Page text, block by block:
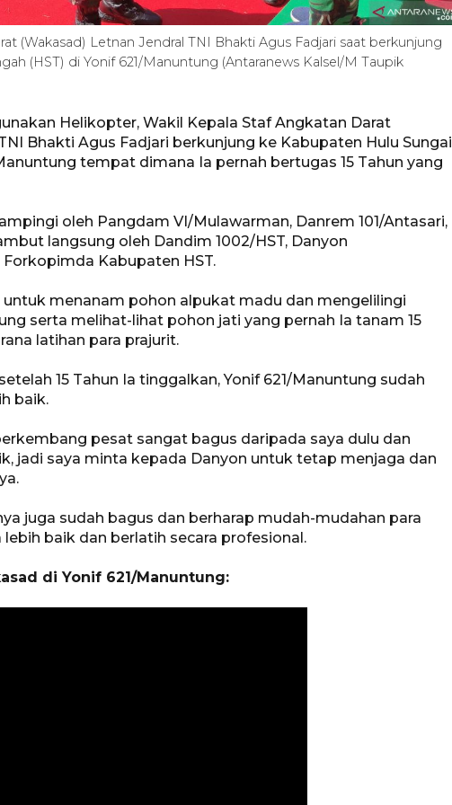
(Wakasad) Letnan Jendral TNI Bhakti Agus Fadjari saat berkunjung
(HST) di Yonif 621/Manuntung (Antaranews Kalsel/M Taupik
Helikopter, Wakil Kepala Staf Angkatan Darat
Bhakti Agus Fadjari berkunjung ke Kabupaten Hulu Sungai
tempat dimana Ia pernah bertugas 15 Tahun yang
oleh Pangdam VI/Mulawarman, Danrem 101/Antasari,
langsung oleh Dandim 1002/HST, Danyon
Kabupaten HST.
menanam pohon alpukat madu dan mengelilingi
serta melihat-lihat pohon jati yang pernah Ia tanam 15
latihan para prajurit.
15 Tahun Ia tinggalkan, Yonif 621/Manuntung sudah
baik.
pesat sangat bagus daripada saya dulu dan
jadi saya minta kepada Danyon untuk tetap menjaga dan
juga sudah bagus dan berharap mudah-mudahan para
baik dan berlatih secara profesional.
di Yonif 621/Manuntung: